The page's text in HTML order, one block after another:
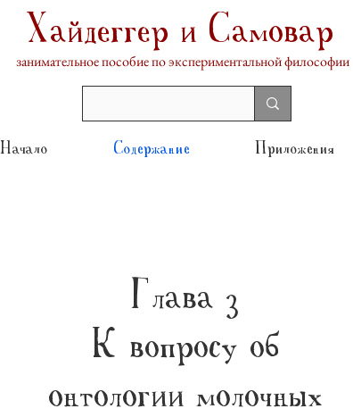
Хайдеггер и Самовар
занимательное пособие по экспериментальной философии
Начало Содержание Приложения
Глава 3
К вопросу об
онтологии молочных